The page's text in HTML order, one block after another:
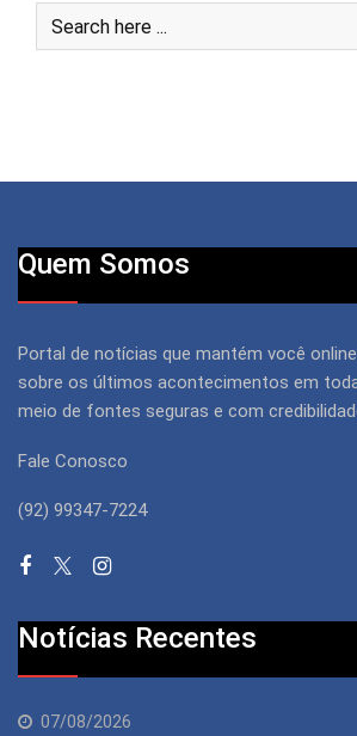
Quem Somos
Portal de notícias que mantém você
sobre os últimos acontecimentos em
meio de fontes seguras e com
Fale Conosco
(92) 99347-7224
Notícias Recentes
07/08/2026